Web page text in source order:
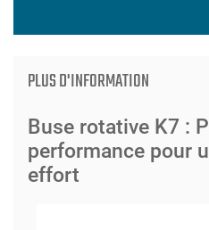
PLUS D'INFORMATION
Buse rotative K7 :
performance pour
effort